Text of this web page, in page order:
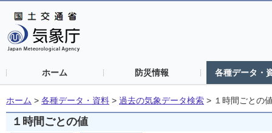
ホーム 防災情報 各種データ・
ホーム > 各種データ・資料 > 過去の気象データ検索 > １時間ごとの
１時間ごとの値